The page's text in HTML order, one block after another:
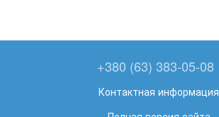
+380 (63) 383-05-08
Контактная информация